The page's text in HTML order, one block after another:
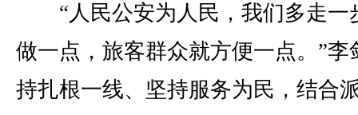
“人民公安为人民，我们多走一
做一点，旅客群众就方便一点。”李
持扎根一线、坚持服务为民，结合